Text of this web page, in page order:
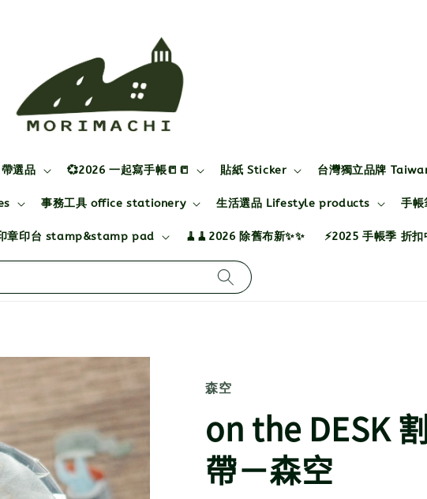
選品 💞2026 一起寫手帳📒📒 貼紙 Sticker 台灣獨立品牌
事務工具 office stationery 生活選品 Lifestyle products 手
章印台 stamp&stamp pad 🧹🧹2026 除舊布新✨✨ ⚡2025 手帳季 折扣
森空
on the DESK
帶－森空